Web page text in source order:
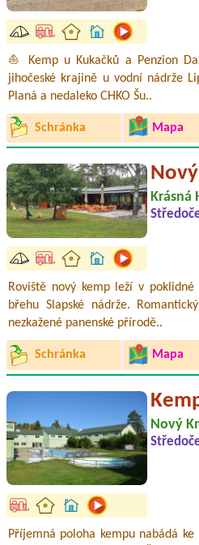
⛵ Kemp u Kukačků a Penzion
jihočeské krajině u vodní nádrže
Planá a nedaleko CHKO Šu..
Schránka Mapa
Krásná
Roviště nový kemp leží v
břehu Slapské nádrže.
nezkažené panenské přírodě..
Schránka Mapa
Nový
Příjemná poloha kempu nabádá ke